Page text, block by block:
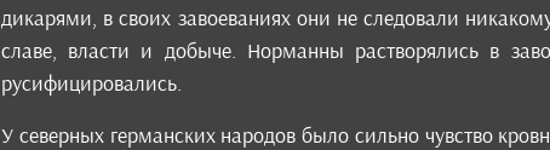
дикарями, в своих завоеваниях они не следовали
славе, власти и добыче. Норманны растворялись в
русифицировались.
У северных германских народов было сильно чувство